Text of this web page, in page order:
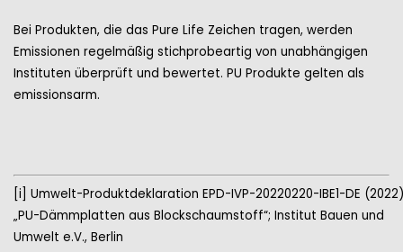
Bei Produkten, die das Pure Life Zeichen tragen, werden
Emissionen regelmäßig stichprobeartig von unabhängigen
Instituten überprüft und bewertet. PU Produkte gelten als
emissionsarm.
[i] Umwelt-Produktdeklaration EPD-IVP-20220220-IBE1-DE
„PU-Dämmplatten aus Blockschaumstoff“; Institut Bauen und
Umwelt e.V., Berlin